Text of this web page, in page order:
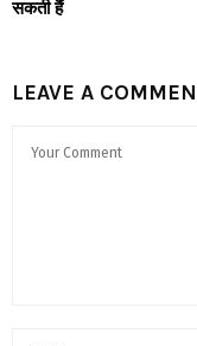
सकती हैं
LEAVE A